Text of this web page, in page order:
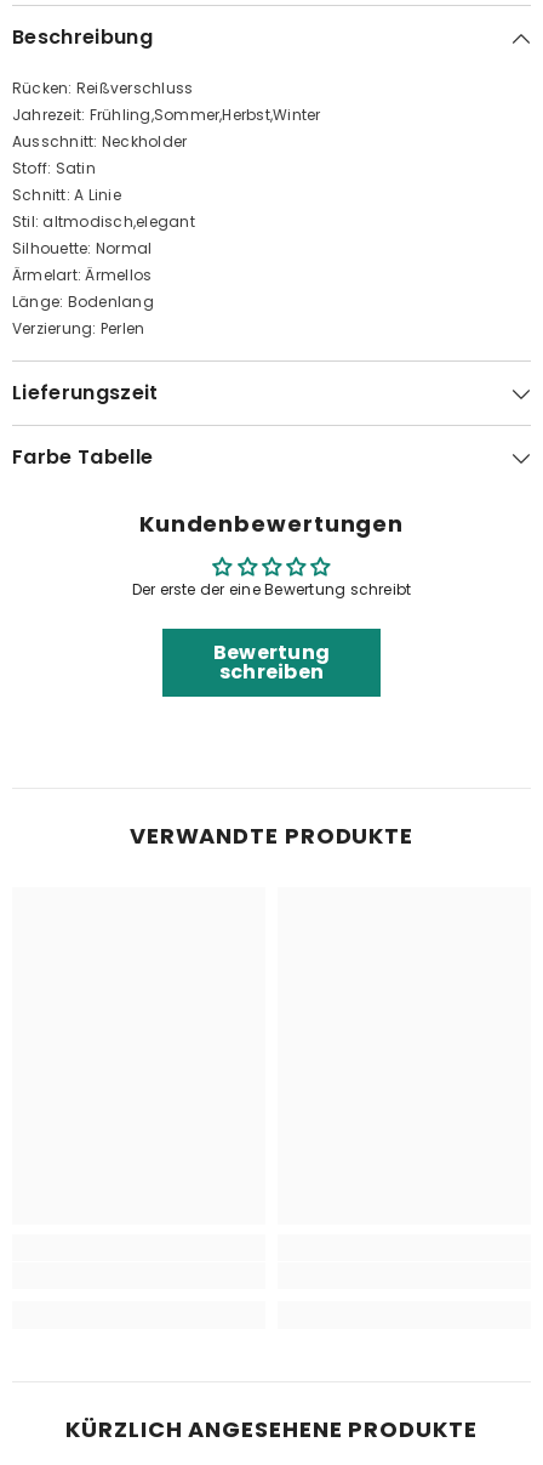
Beschreibung
Rücken: Reißverschluss
Jahrezeit: Frühling,Sommer,Herbst,Winter
Ausschnitt: Neckholder
Stoff: Satin
Schnitt: A Linie
Stil: altmodisch,elegant
Silhouette: Normal
Ärmelart: Ärmellos
Länge: Bodenlang
Verzierung: Perlen
Lieferungszeit
Farbe Tabelle
Kundenbewertungen
Der erste der eine Bewertung schreibt
Bewertung
schreiben
VERWANDTE PRODUKTE
KÜRZLICH ANGESEHENE PRODUKTE